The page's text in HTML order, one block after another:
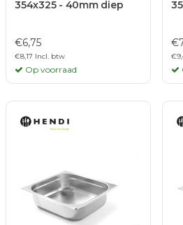
354x325 - 40mm diep
€6,75
€8,17 Incl. btw
Op voorraad